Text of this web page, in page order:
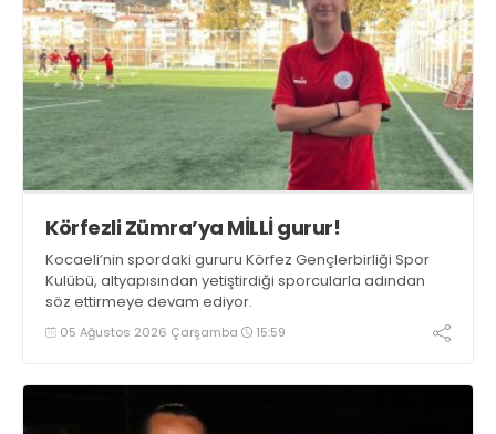
Körfezli Zümra’ya MİLLİ gurur!
Kocaeli’nin spordaki gururu Körfez Gençlerbirliği Spor
Kulübü, altyapısından yetiştirdiği sporcularla adından
söz ettirmeye devam ediyor.
05 Ağustos 2026 Çarşamba 15:59